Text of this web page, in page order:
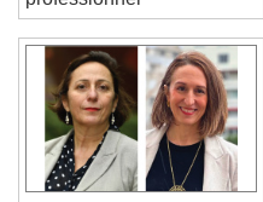
Video Player is loading.
Play Video
Play
Skip Backward
Unmute
Current Time0:00
professionnel